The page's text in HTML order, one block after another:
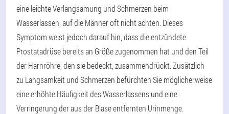
eine leichte Verlangsamung und Schmerzen beim
Wasserlassen, auf die Männer oft nicht achten. Dieses
Symptom weist jedoch darauf hin, dass die entzündete
Prostatadrüse bereits an Größe zugenommen hat und den Teil
der Harnröhre, den sie bedeckt, zusammendrückt. Zusätzlich
zu Langsamkeit und Schmerzen befürchten Sie möglicherweise
eine erhöhte Häufigkeit des Wasserlassens und eine
Verringerung der aus der Blase entfernten Urinmenge.